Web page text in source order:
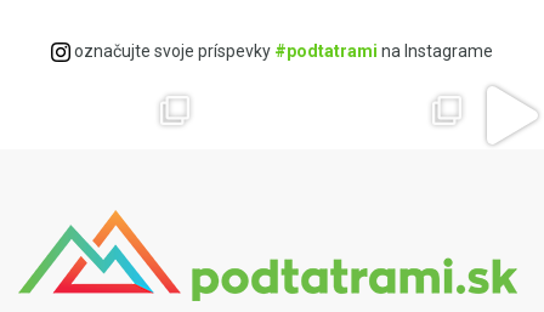
označujte svoje príspevky #podtatrami na Instagrame